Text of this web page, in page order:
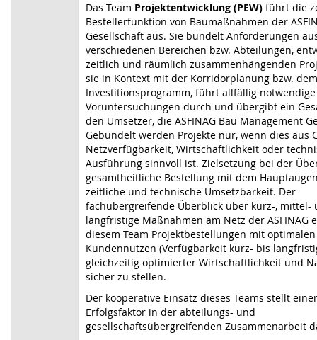
Das Team Projektentwicklung (PEW) führt die
Bestellerfunktion von Baumaßnahmen der
Gesellschaft aus. Sie bündelt Anforderungen
verschiedenen Bereichen bzw. Abteilungen,
zeitlich und räumlich zusammenhängenden
sie in Kontext mit der Korridorplanung bzw.
Investitionsprogramm, führt allfällig notwendige
Voruntersuchungen durch und übergibt ein
den Umsetzer, die ASFINAG Bau Management
Gebündelt werden Projekte nur, wenn dies aus
Netzverfügbarkeit, Wirtschaftlichkeit oder
Ausführung sinnvoll ist. Zielsetzung bei der
gesamtheitliche Bestellung mit dem
zeitliche und technische Umsetzbarkeit. Der
fachübergreifende Überblick über kurz-, mittel-
langfristige Maßnahmen am Netz der ASFINAG
diesem Team Projektbestellungen mit optimalen
Kundennutzen (Verfügbarkeit kurz- bis
gleichzeitig optimierter Wirtschaftlichkeit und
sicher zu stellen.
Der kooperative Einsatz dieses Teams stellt
Erfolgsfaktor in der abteilungs- und
gesellschaftsübergreifenden Zusammenarbeit